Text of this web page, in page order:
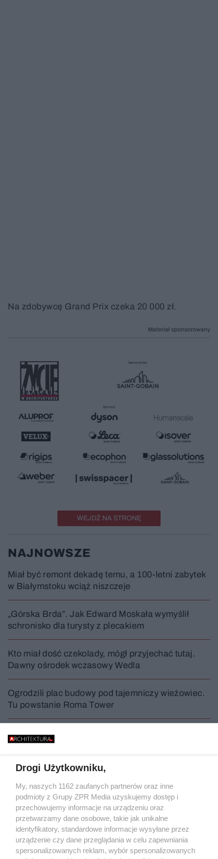
Na zdobywcę Grand Prix czeka 20 000 zł.
Materiał sponsorowany
WEJDŹ NA STRONĘ
NAJNOWSZE
Miał być remont dekadę temu, a 100-letni zabytek
w Białymstoku wciąż niszczeje
„Górska Brda”. Jak Edward Moskała wymyślił
schronisko dla turysty z plecakiem
Kto miał dość czekolady, mógł przyjechać tutaj.
Dawny ośrodek wczasowy Wedla
Ogrodzili plac budowy pod tajemniczy wieżowiec.
Tu powstanie Roma Tower
Basen Słonecznik z prefabrykatu, czyli
modernizacja francuskiej ikony
WYDARZENIA
Drogi Użytkowniku,
My, naszych 1162 zaufanych partnerów oraz inne
podmioty z Grupy ZPR Media uzyskujemy dostęp i
przechowujemy informacje na urządzeniu oraz
przetwarzamy dane osobowe, takie jak unikalne
identyfikatory, standardowe informacje wysyłane przez
urządzenie czy dane przeglądania w celu zapewniania
spersonalizowanych reklam, wybór spersonalizowanych